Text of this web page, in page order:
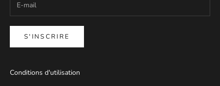
S'INSCRIRE
Conditions d'utilisation